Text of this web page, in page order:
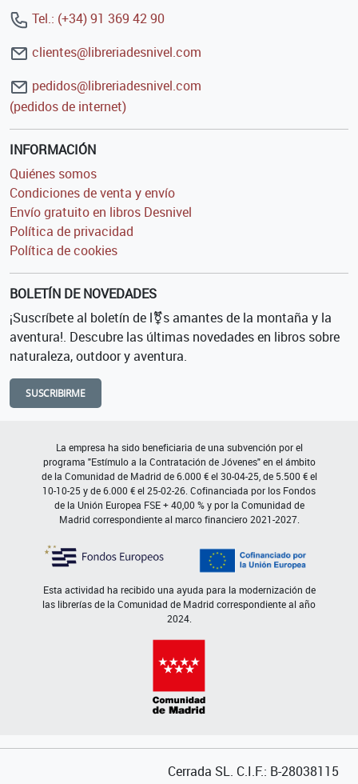
Tel.: (+34) 91 369 42 90
clientes@libreriadesnivel.com
pedidos@libreriadesnivel.com
(pedidos de internet)
INFORMACIÓN
Quiénes somos
Condiciones de venta y envío
Envío gratuito en libros Desnivel
Política de privacidad
Política de cookies
BOLETÍN DE NOVEDADES
¡Suscríbete al boletín de l⚧s amantes de la montaña y la
aventura!. Descubre las últimas novedades en libros sobre
naturaleza, outdoor y aventura.
SUSCRIBIRME
La empresa ha sido beneficiaria de una subvención por el
programa "Estímulo a la Contratación de Jóvenes" en el ámbito
de la Comunidad de Madrid de 6.000 € el 30-04-25, de 5.500 € el
10-10-25 y de 6.000 € el 25-02-26. Cofinanciada por los Fondos
de la Unión Europea FSE + 40,00 % y por la Comunidad de
Madrid correspondiente al marco financiero 2021-2027.
Esta actividad ha recibido una ayuda para la modernización de
las librerías de la Comunidad de Madrid correspondiente al año
2024.
Cerrada SL. C.I.F.: B-28038115